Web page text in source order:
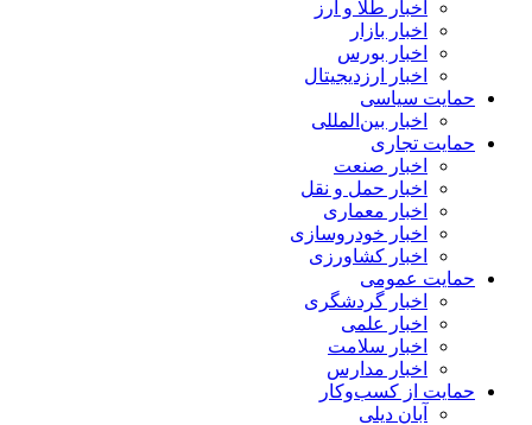
اخبار طلا و ارز
اخبار بازار
اخبار بورس
اخبار ارزدیجیتال
حمایت سیاسی
اخبار بین‌المللی
حمایت تجاری
اخبار صنعت
اخبار حمل و نقل
اخبار معماری
اخبار خودروسازی
اخبار کشاورزی
حمایت عمومی
اخبار گردشگری
اخبار علمی
اخبار سلامت
اخبار مدارس
حمایت از کسب‌وکار
آبان دیلی